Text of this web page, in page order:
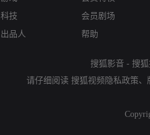
科技
出品人
会员剧场
帮助
搜狐影音 - 搜
请仔细阅读 搜狐视频隐私政策、